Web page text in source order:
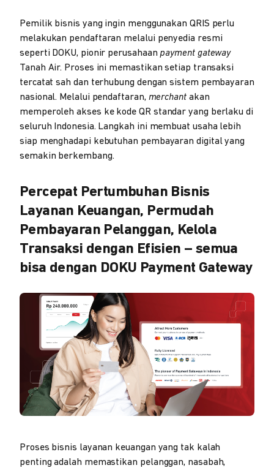
Pemilik bisnis yang ingin menggunakan QRIS perlu
melakukan pendaftaran melalui penyedia resmi
seperti DOKU, pionir perusahaan payment gateway
Tanah Air. Proses ini memastikan setiap transaksi
tercatat sah dan terhubung dengan sistem pembayaran
nasional. Melalui pendaftaran, merchant akan
memperoleh akses ke kode QR standar yang berlaku di
seluruh Indonesia. Langkah ini membuat usaha lebih
siap menghadapi kebutuhan pembayaran digital yang
semakin berkembang.
Percepat Pertumbuhan Bisnis
Layanan Keuangan, Permudah
Pembayaran Pelanggan, Kelola
Transaksi dengan Efisien – semua
bisa dengan DOKU Payment Gateway
Proses bisnis layanan keuangan yang tak kalah
penting adalah memastikan pelanggan, nasabah,